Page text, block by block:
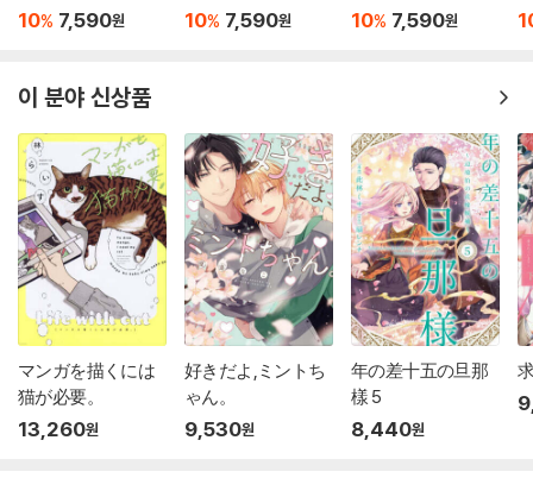
10% 7,590원 10% 7,590원 10% 7,590원
이 분야 신상품
マンガを描くには
猫が必要。
13,260원
好きだよ,ミントち
ゃん。
9,530원
年の差十五の旦那
樣 5
8,440원